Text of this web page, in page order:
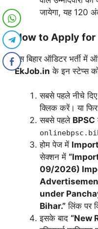
जायेगा, यह 120
How to Apply for
इस बिहार ऑडिटर भर्ती
EkJob.in के इन स्टेप्स
सबसे पहले नीचे
क्लिक करें। या फिर
सबसे पहले BPSC
होम पेज में
सेक्शन में
09/2026)
under
Bihar.” लिंक पर
इसके बाद “New